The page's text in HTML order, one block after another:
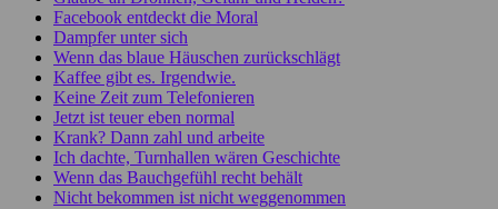
Facebook entdeckt die Moral
Dampfer unter sich
Wenn das blaue Häuschen zurückschlägt
Kaffee gibt es. Irgendwie.
Keine Zeit zum Telefonieren
Jetzt ist teuer eben normal
Krank? Dann zahl und arbeite
Ich dachte, Turnhallen wären Geschichte
Wenn das Bauchgefühl recht behält
Nicht bekommen ist nicht weggenommen